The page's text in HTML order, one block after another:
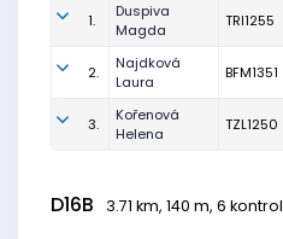
1.
Duspiva
Magda
TRI1255
2.
Najdková
Laura
BFM1351
3.
Kořenová
Helena
TZL1250
D16B 3.71 km, 140 m, 6 kontrol